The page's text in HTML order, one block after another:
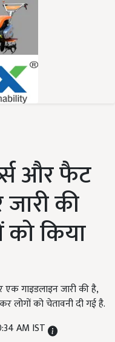
और फैट
की
को किया
गाइडलाइन जारी की है,
लोगों को चेतावनी दी गई है.
AM IST